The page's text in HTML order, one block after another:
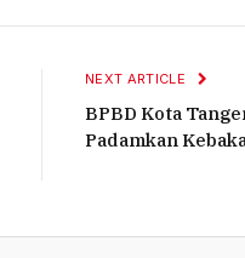
NEXT ARTICLE
BPBD Kota
Padamkan